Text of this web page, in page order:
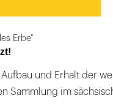
Erbe"
und Erhalt der
Sammlung im